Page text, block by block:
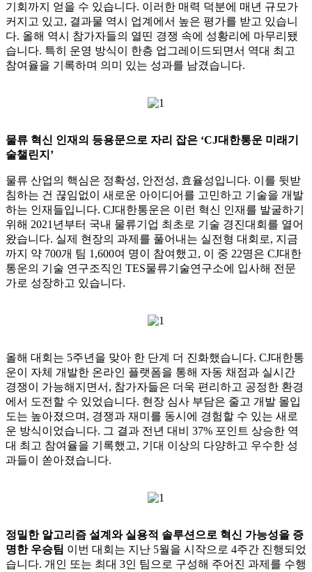
기회까지 얻을 수 있습니다. 이러한 매력 덕분에 매년 규모가
커지고 있고, 결과물 역시 업계에서 높은 평가를 받고 있습니
다. 올해 역시 참가자들의 열띤 경쟁 속에 성황리에 마무리됐
습니다. 특히 운영 방식이 한층 업그레이드되면서 역대 최고
참여율을 기록하며 의미 있는 성과를 남겼습니다.
물류 혁신 인재의 등용문으로 자리 잡은 ‘CJ대한통운 미래기
술챌린지’
물류 산업의 핵심은 정확성, 안전성, 효율성입니다. 이를 뒷받
침하는 건 끊임없이 새로운 아이디어를 고민하고 기술을 개발
하는 인재들입니다. CJ대한통운은 이런 혁신 인재를 발굴하기
위해 2021년부터 국내 물류기업 최초로 기술 경진대회를 열어
왔습니다. 실제 현장의 과제를 풀어내는 실전형 대회로, 지금
까지 약 700개 팀 1,600여 명이 참여했고, 이 중 22명은 CJ대한
통운의 기술 연구조직인 TES물류기술연구소에 입사해 전문
가로 성장하고 있습니다.
올해 대회는 5주년을 맞아 한 단계 더 진화했습니다. CJ대한통
운이 자체 개발한 온라인 플랫폼을 통해 자동 채점과 실시간
경쟁이 가능해지면서, 참가자들은 더욱 편리하고 공정한 환경
에서 도전할 수 있었습니다. 현장 심사 부담은 줄고 개발 몰입
도는 높아졌으며, 경쟁과 재미를 동시에 경험할 수 있는 새로
운 방식이었습니다. 그 결과 전년 대비 37% 포인트 상승한 역
대 최고 참여율을 기록했고, 기대 이상의 다양하고 우수한 성
과들이 쏟아졌습니다.
정밀한 알고리즘 설계와 실용적 솔루션으로 혁신 가능성을 증
명한 우승팀 이번 대회는 지난 5월을 시작으로 4주간 진행되었
습니다. 개인 또는 최대 3인 팀으로 구성해 주어진 과제를 수행